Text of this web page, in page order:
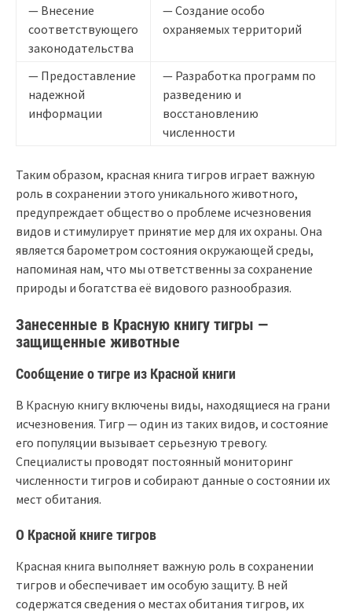
— Внесение
соответствующего
законодательства
— Создание особо
охраняемых территорий
— Предоставление
надежной
информации
— Разработка программ по
разведению и
восстановлению
численности
Таким образом, красная книга тигров играет важную
роль в сохранении этого уникального животного,
предупреждает общество о проблеме исчезновения
видов и стимулирует принятие мер для их охраны. Она
является барометром состояния окружающей среды,
напоминая нам, что мы ответственны за сохранение
природы и богатства её видового разнообразия.
Занесенные в Красную книгу тигры —
защищенные животные
Сообщение о тигре из Красной книги
В Красную книгу включены виды, находящиеся на грани
исчезновения. Тигр — один из таких видов, и состояние
его популяции вызывает серьезную тревогу.
Специалисты проводят постоянный мониторинг
численности тигров и собирают данные о состоянии их
мест обитания.
О Красной книге тигров
Красная книга выполняет важную роль в сохранении
тигров и обеспечивает им особую защиту. В ней
содержатся сведения о местах обитания тигров, их